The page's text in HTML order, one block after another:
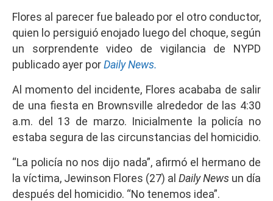
Flores al parecer fue baleado por el otro conductor,
quien lo persiguió enojado luego del choque, según
un sorprendente video de vigilancia de NYPD
publicado ayer porDaily News.
Al momento del incidente, Flores acababa de salir
de una fiesta en Brownsville alrededor de las 4:30
a.m. del 13 de marzo. Inicialmente la policía no
estaba segura de las circunstancias del homicidio.
“La policía no nos dijo nada”, afirmó el hermano de
la víctima, Jewinson Flores (27) al Daily News un día
después del homicidio. “No tenemos idea”.